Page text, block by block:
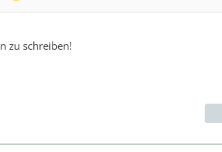
zu schreiben!